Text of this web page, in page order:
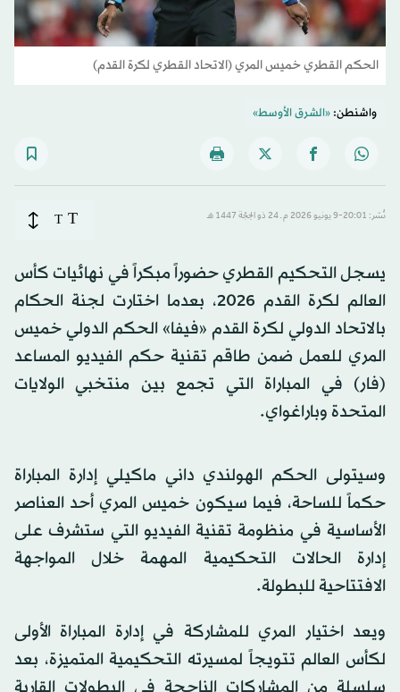
الحكم القطري خميس المري (الاتحاد القطري لكرة القدم)
واشنطن:«الشرق الأوسط»
نُشر: 20:01-9 يونيو 2026 م ـ 24 ذو الحِجّة 1447 هـ T
T
يسجل التحكيم القطري حضوراً مبكراً في نهائيات كأس
العالم لكرة القدم 2026، بعدما اختارت لجنة الحكام
بالاتحاد الدولي لكرة القدم «فيفا» الحكم الدولي خميس
المري للعمل ضمن طاقم تقنية حكم الفيديو المساعد
(فار) في المباراة التي تجمع بين منتخبي الولايات
المتحدة وباراغواي.
وسيتولى الحكم الهولندي داني ماكيلي إدارة المباراة
حكماً للساحة، فيما سيكون خميس المري أحد العناصر
الأساسية في منظومة تقنية الفيديو التي ستشرف على
إدارة الحالات التحكيمية المهمة خلال المواجهة
الافتتاحية للبطولة.
ويعد اختيار المري للمشاركة في إدارة المباراة الأولى
لكأس العالم تتويجاً لمسيرته التحكيمية المتميزة، بعد